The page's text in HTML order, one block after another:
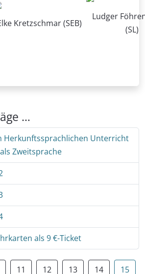
Kretzschmar (SEB)
Ludger
(SL)
…
Herkunftssprachlichen Unterricht
Zweitsprache
als 9 €-Ticket
11 12 13 14 15